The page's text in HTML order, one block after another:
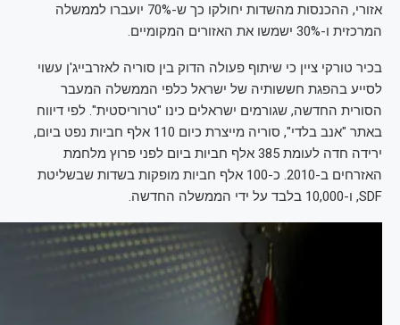
אזורי, ההכנסות מהשדות יחולקו כך ש-70% יועברו לממשלה
המרכזית ו-30% ישמשו את האזורים המקומיים.
בכיר טורקי ציין כי שיתוף פעולה הדוק בין סוריה לאזרבייג'ן עשוי
לסייע בהפגת חששותיה של ישראל כלפי הממשלה המעבר
הסורית החדשה, שגורמים ישראלים כינו "טרוריסטית". לפי דיווח
באתר "אנב בלדי", סוריה מייצרת כיום 110 אלף חביות נפט ביום,
ירידה חדה לעומת 385 אלף חביות ביום לפני פרוץ מלחמת
האזרחים ב-2010. כ-100 אלף חביות מופקות בשדות שבשליטת
SDF, ו-10,000 בלבד על ידי הממשלה החדשה.